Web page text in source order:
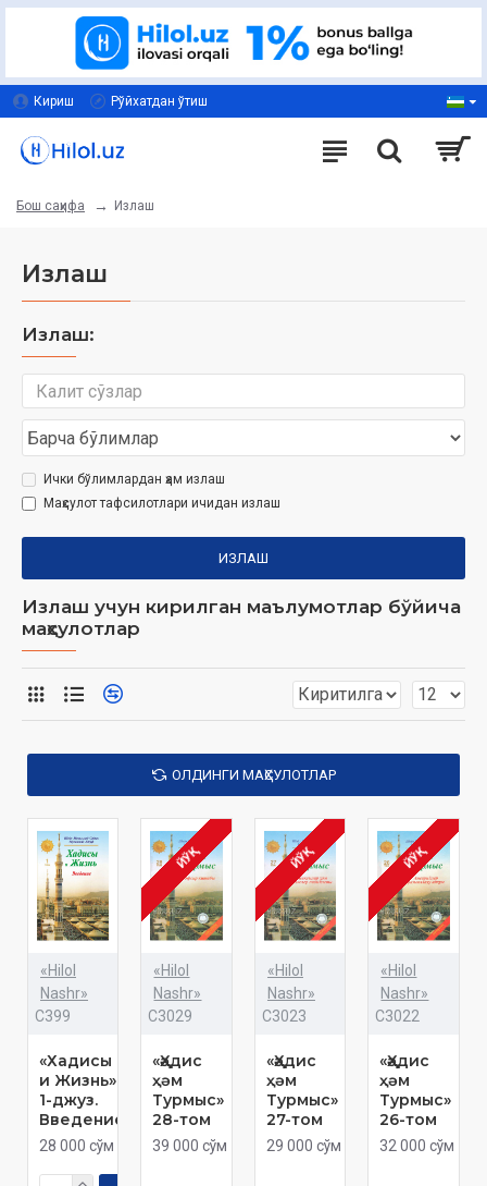
Кириш Рўйхатдан ўтиш
Бош саҳифа Излаш
Излаш
Излаш:
Ички бўлимлардан ҳам излаш
Маҳсулот тафсилотлари ичидан излаш
ИЗЛАШ
Излаш учун кирилган маълумотлар бўйича
маҳсулотлар
ОЛДИНГИ МАҲСУЛОТЛАР
«Hilol
Nashr»
C399
«Хадисы
и Жизнь»
1-джуз.
Введение
28 000 сўм
ЙЎҚ
«Hilol
Nashr»
C3029
«Ҳәдис
ҳәм
Турмыс»
28-том
39 000 сўм
ЙЎҚ
«Hilol
Nashr»
C3023
«Ҳәдис
ҳәм
Турмыс»
27-том
29 000 сўм
ЙЎҚ
«Hilol
Nashr»
C3022
«Ҳәдис
ҳәм
Турмыс»
26-том
32 000 сўм